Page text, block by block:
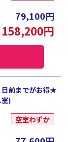
79,100円
158,200円
前までがお得★
)
空室わずか